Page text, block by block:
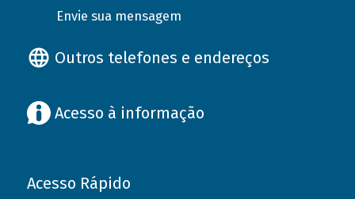
Envie sua mensagem
Outros telefones e endereços
Acesso à informação
Acesso Rápido